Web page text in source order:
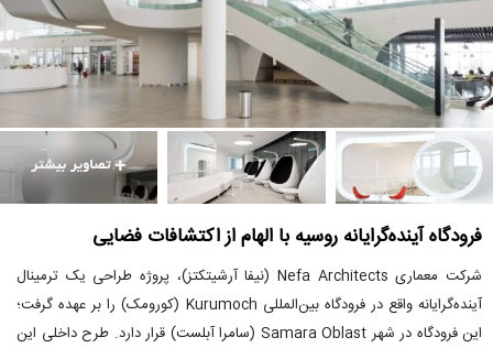
فرودگاه آینده‌گرایانه روسیه با الهام از اکتشافات فضایی
شرکت معماری Nefa Architects (نیفا آرشیتکتز)، پروژه طراحی یک ترمینال
آینده‌گرایانه واقع در فرودگاه بین‌المللی Kurumoch (کورومک) را بر عهده گرفت؛
این فرودگاه در شهر Samara Oblast (سامرا آبلست) قرار دارد. طرح داخلی این